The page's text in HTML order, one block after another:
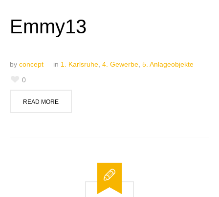
Emmy13
by concept in 1. Karlsruhe 4. Gewerbe 5. Anlageobjekte
0
READ MORE